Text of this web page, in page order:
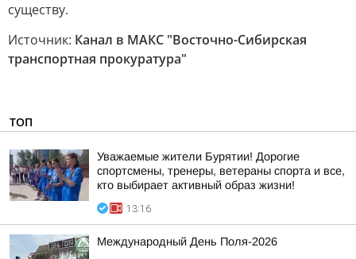
существу.
Источник: Канал в МАКС "Восточно-Сибирская
транспортная прокуратура"
ТОП
Уважаемые жители Бурятии! Дорогие
спортсмены, тренеры, ветераны спорта и все,
кто выбирает активный образ жизни!
13:16
Международный День Поля-2026